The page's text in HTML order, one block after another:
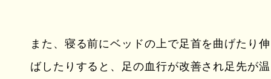
また、寝る前にベッドの上で足首を曲げたり伸
ばしたりすると、足の血行が改善され足先が温